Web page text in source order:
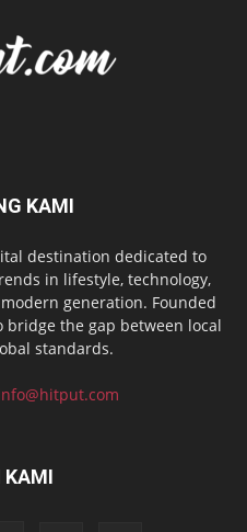
KAMI
destination dedicated to
in lifestyle, technology,
generation. Founded
the gap between local
standards.
KAMI